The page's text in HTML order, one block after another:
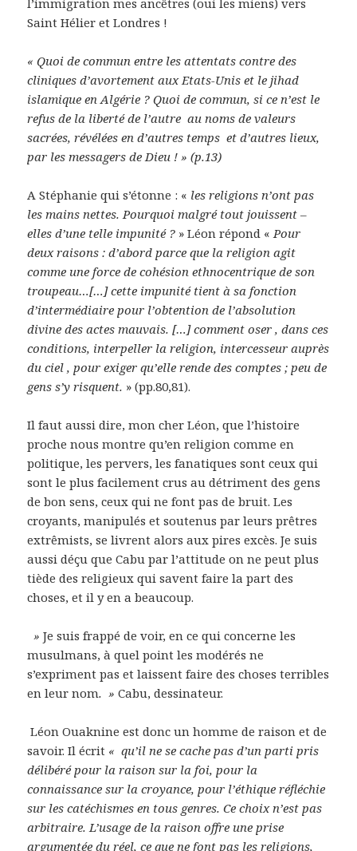
Saint Hélier et Londres !
« Quoi de commun entre les attentats contre des
cliniques d’avortement aux Etats-Unis et le jihad
islamique en Algérie ? Quoi de commun, si ce n’est le
refus de la liberté de l’autre au noms de valeurs
sacrées, révélées en d’autres temps et d’autres lieux,
par les messagers de Dieu ! » (p.13)
A Stéphanie qui s’étonne : « les religions n’ont pas
les mains nettes. Pourquoi malgré tout jouissent –
elles d’une telle impunité ? » Léon répond « Pour
deux raisons : d’abord parce que la religion agit
comme une force de cohésion ethnocentrique de son
troupeau…[…] cette impunité tient à sa fonction
d’intermédiaire pour l’obtention de l’absolution
divine des actes mauvais. […] comment oser , dans ces
conditions, interpeller la religion, intercesseur auprès
du ciel , pour exiger qu’elle rende des comptes ; peu de
gens s’y risquent. » (pp.80,81).
Il faut aussi dire, mon cher Léon, que l’histoire
proche nous montre qu’en religion comme en
politique, les pervers, les fanatiques sont ceux qui
sont le plus facilement crus au détriment des gens
de bon sens, ceux qui ne font pas de bruit. Les
croyants, manipulés et soutenus par leurs prêtres
extrêmists, se livrent alors aux pires excès. Je suis
aussi déçu que Cabu par l’attitude on ne peut plus
tiède des religieux qui savent faire la part des
choses, et il y en a beaucoup.
»Je suis frappé de voir, en ce qui concerne les
musulmans, à quel point les modérés ne
s’expriment pas et laissent faire des choses terribles
en leur nom. »Cabu, dessinateur.
Léon Ouaknine est donc un homme de raison et de
savoir. Il écrit « qu’il ne se cache pas d’un parti pris
délibéré pour la raison sur la foi, pour la
connaissance sur la croyance, pour l’éthique réfléchie
sur les catéchismes en tous genres. Ce choix n’est pas
arbitraire. L’usage de la raison offre une prise
argumentée du réel, ce que ne font pas les religions,